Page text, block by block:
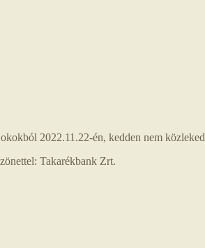
2022.11.22-én, kedden nem
Takarékbank Zrt.